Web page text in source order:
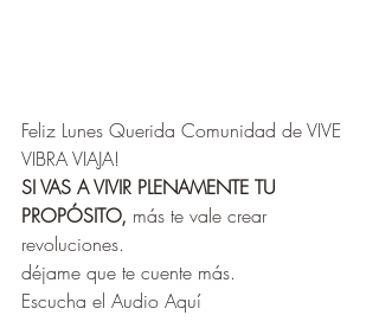
Feliz Lunes Querida Comunidad de VIVE
VIBRA VIAJA!
SI VAS A VIVIR PLENAMENTE TU
PROPÓSITO, más te vale crear
revoluciones.
déjame que te cuente más.
Escucha el Audio Aquí